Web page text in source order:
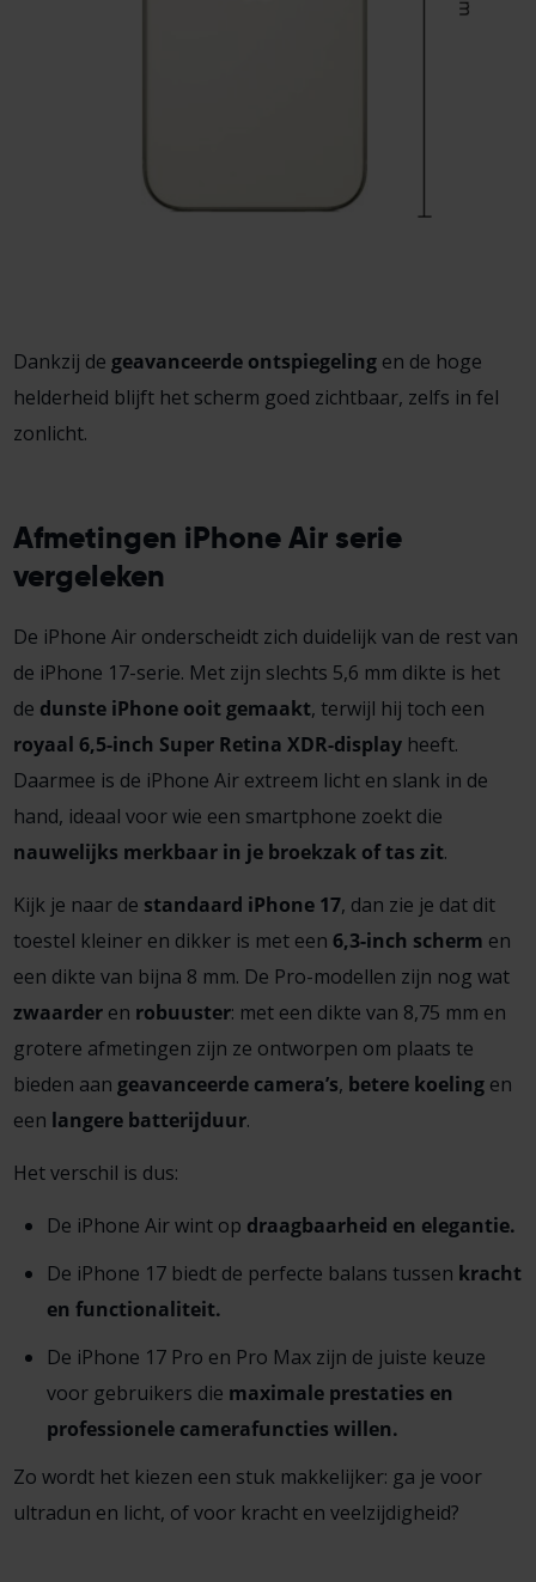
Dankzij de geavanceerde ontspiegelingen de hoge
helderheid blijft het scherm goed zichtbaar, zelfs in fel
zonlicht.
Afmetingen iPhone Air serie
vergeleken
De iPhone Air onderscheidt zich duidelijk van de rest van
de iPhone 17-serie. Met zijn slechts 5,6 mm dikte is het
de dunste iPhone ooit gemaakt, terwijl hij toch een
royaal 6,5-inch Super Retina XDR-displayheeft.
Daarmee is de iPhone Air extreem licht en slank in de
hand, ideaal voor wie een smartphone zoekt die
nauwelijks merkbaar in je broekzak of tas zit.
Kijk je naar de standaard iPhone 17, dan zie je dat dit
toestel kleiner en dikker is met een 6,3-inch scherm en
een dikte van bijna 8 mm. De Pro-modellen zijn nog wat
zwaarder en robuuster: met een dikte van 8,75 mm en
grotere afmetingen zijn ze ontworpen om plaats te
bieden aan geavanceerde camera’s, betere koelingen
een langere batterijduur.
Het verschil is dus:
De iPhone Air wint op draagbaarheid en elegantie.
De iPhone 17 biedt de perfecte balans tussen kracht
en functionaliteit.
De iPhone 17 Pro en Pro Max zijn de juiste keuze
voor gebruikers die maximale prestaties en
professionele camerafuncties willen.
Zo wordt het kiezen een stuk makkelijker: ga je voor
ultradun en licht, of voor kracht en veelzijdigheid?